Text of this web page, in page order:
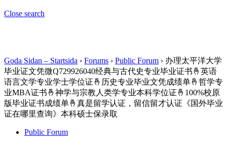
Close search
Goda Sidan – Startsida › Forums › Public Forum › 办理太平洋大学
毕业证文凭微Q729926040经典与古代史专业毕业证书🤞英语
语言文学专业学士学位证🤞历史专业毕业文凭成绩单🤞哲学专
业MBA证书🤞神学与宗教人类学专业本科学位证🤞100%校原
版毕业证书成绩单🤞真是留学认证，留信留才认证《国外毕业
证在哪里查询》本科硕士保录取
Public Forum